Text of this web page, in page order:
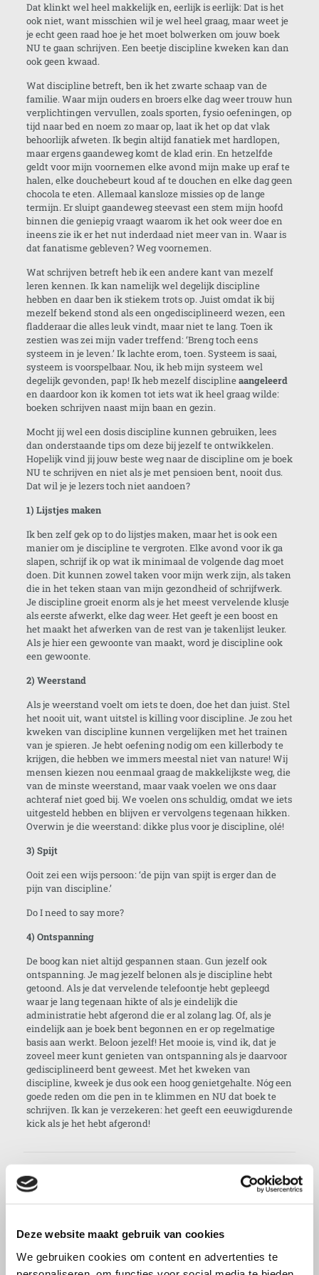
Deze website maakt gebruik van cookies
We gebruiken cookies om content en advertenties te
Dat klinkt wel heel makkelijk en, eerlijk is eerlijk: Dat is het
ook niet, want misschien wil je wel heel graag, maar weet je
je echt geen raad hoe je het moet bolwerken om jouw boek
NU te gaan schrijven. Een beetje discipline kweken kan dan
ook geen kwaad.
Wat discipline betreft, ben ik het zwarte schaap van de
familie. Waar mijn ouders en broers elke dag weer trouw hun
verplichtingen vervullen, zoals sporten, fysio oefeningen, op
tijd naar bed en noem zo maar op, laat ik het op dat vlak
behoorlijk afweten. Ik begin altijd fanatiek met hardlopen,
maar ergens gaandeweg komt de klad erin. En hetzelfde
geldt voor mijn voornemen elke avond mijn make up eraf te
halen, elke douchebeurt koud af te douchen en elke dag geen
chocola te eten. Allemaal kansloze missies op de lange
termijn. Er sluipt gaandeweg steevast een stem mijn hoofd
binnen die geniepig vraagt waarom ik het ook weer doe en
ineens zie ik er het nut inderdaad niet meer van in. Waar is
dat fanatisme gebleven? Weg voornemen.
Wat schrijven betreft heb ik een andere kant van mezelf
leren kennen. Ik kan namelijk wel degelijk discipline
hebben en daar ben ik stiekem trots op. Juist omdat ik bij
mezelf bekend stond als een ongedisciplineerd wezen, een
fladderaar die alles leuk vindt, maar niet te lang. Toen ik
zestien was zei mijn vader treffend: ‘Breng toch eens
systeem in je leven.’ Ik lachte erom, toen. Systeem is saai,
systeem is voorspelbaar. Nou, ik heb mijn systeem wel
degelijk gevonden, pap! Ik heb mezelf disciplineaangeleerd
en daardoor kon ik komen tot iets wat ik heel graag wilde:
boeken schrijven naast mijn baan en gezin.
Mocht jij wel een dosis discipline kunnen gebruiken, lees
dan onderstaande tips om deze bij jezelf te ontwikkelen.
Hopelijk vind jij jouw beste weg naar de discipline om je boek
NU te schrijven en niet als je met pensioen bent, nooit dus.
Dat wil je je lezers toch niet aandoen?
1) Lijstjes maken
Ik ben zelf gek op to do lijstjes maken, maar het is ook een
manier om je discipline te vergroten. Elke avond voor ik ga
slapen, schrijf ik op wat ik minimaal de volgende dag moet
doen. Dit kunnen zowel taken voor mijn werk zijn, als taken
die in het teken staan van mijn gezondheid of schrijfwerk.
Je discipline groeit enorm als je het meest vervelende klusje
als eerste afwerkt, elke dag weer. Het geeft je een boost en
het maakt het afwerken van de rest van je takenlijst leuker.
Als je hier een gewoonte van maakt, word je discipline ook
een gewoonte.
2) Weerstand
Als je weerstand voelt om iets te doen, doe het dan juist. Stel
het nooit uit, want uitstel is killing voor discipline. Je zou het
kweken van discipline kunnen vergelijken met het trainen
van je spieren. Je hebt oefening nodig om een killerbody te
krijgen, die hebben we immers meestal niet van nature! Wij
mensen kiezen nou eenmaal graag de makkelijkste weg, die
van de minste weerstand, maar vaak voelen we ons daar
achteraf niet goed bij. We voelen ons schuldig, omdat we iets
uitgesteld hebben en blijven er vervolgens tegenaan hikken.
Overwin je die weerstand: dikke plus voor je discipline, olé!
3) Spijt
Ooit zei een wijs persoon: ‘de pijn van spijt is erger dan de
pijn van discipline.’
Do I need to say more?
4) Ontspanning
De boog kan niet altijd gespannen staan. Gun jezelf ook
ontspanning. Je mag jezelf belonen als je discipline hebt
getoond. Als je dat vervelende telefoontje hebt gepleegd
waar je lang tegenaan hikte of als je eindelijk die
administratie hebt afgerond die er al zolang lag. Of, als je
eindelijk aan je boek bent begonnen en er op regelmatige
basis aan werkt. Beloon jezelf! Het mooie is, vind ik, dat je
zoveel meer kunt genieten van ontspanning als je daarvoor
gedisciplineerd bent geweest. Met het kweken van
discipline, kweek je dus ook een hoog genietgehalte. Nóg een
goede reden om die pen in te klimmen en NU dat boek te
schrijven. Ik kan je verzekeren: het geeft een eeuwigdurende
kick als je het hebt afgerond!